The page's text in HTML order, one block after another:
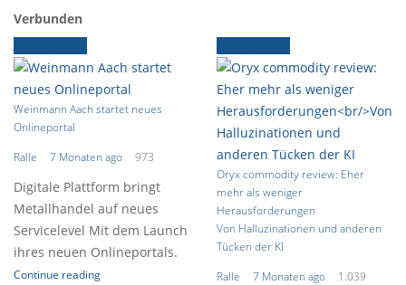
Verbunden
Weinmann Aach startet neues
Onlineportal
Ralle
7 Monaten ago 973
Digitale Plattform bringt
Metallhandel auf neues
Servicelevel Mit dem Launch
ihres neuen Onlineportals.
Continue reading
Oryx commodity review: Eher
mehr als weniger
Herausforderungen
Von Halluzinationen und anderen
Tücken der KI
Ralle
7 Monaten ago 1.039